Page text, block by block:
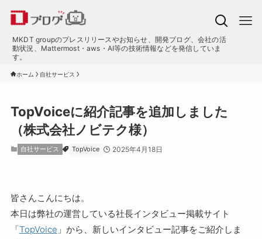
MKDT groupのプレスリリースやお知らせ、開発ブログ、会社の活
動状況、Mattermost・aws・AI等の技術情報などを発信していま
す。
ホーム 自社サービス
TopVoiceに紹介記事を追加しました
（株式会社ノビテク様）
自社サービス TopVoice 2025年4月18日
皆さんこんにちは。
本日は弊社の運営している社長インタビュー掲載サイト
「TopVoice 」から、新しいインタビュー記事をご紹介しま